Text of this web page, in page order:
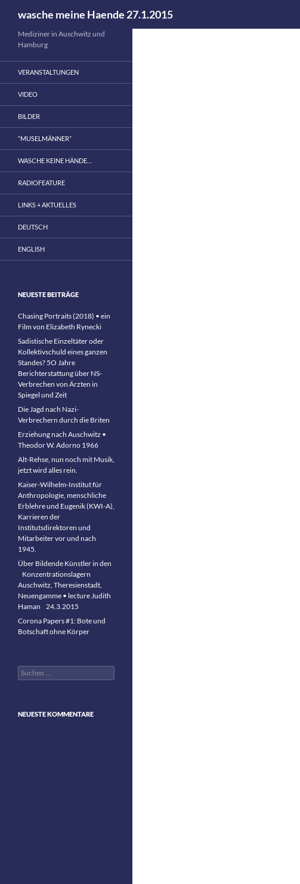
Inhalt
springen
wasche meine Haende 27.1.2015
Mediziner in Auschwitz und
Hamburg
VERANSTALTUNGEN
VIDEO
BILDER
“MUSELMÄNNER”
WASCHE KEINE HÄNDE…
RADIOFEATURE
LINKS + AKTUELLES
DEUTSCH
ENGLISH
NEUESTE BEITRÄGE
Chasing Portraits (2018) • ein
Film von Elizabeth Rynecki
Sadistische Einzeltäter oder
Kollektivschuld eines ganzen
Standes? 5O Jahre
Berichterstattung über NS-
Verbrechen von Ärzten in
Spiegel und Zeit
Die Jagd nach Nazi-
Verbrechern durch die Briten
Erziehung nach Auschwitz •
Theodor W. Adorno 1966
Alt-Rehse, nun noch mit Musik,
jetzt wird alles rein.
Kaiser-Wilhelm-Institut für
Anthropologie, menschliche
Erblehre und Eugenik (KWI-A),
Karrieren der
Institutsdirektoren und
Mitarbeiter vor und nach
1945.
Über Bildende Künstler in den
Konzentrationslagern
Auschwitz, Theresienstadt,
Neuengamme • lecture Judith
Haman 24.3.2015
Corona Papers #1: Bote und
Botschaft ohne Körper
Suchen
nach:
NEUESTE KOMMENTARE